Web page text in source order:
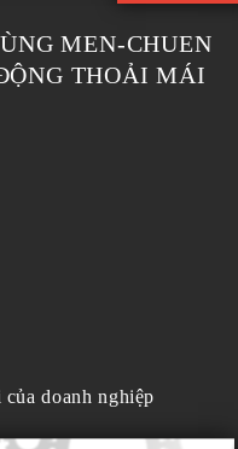
MEN-CHUEN
THOẢI MÁI
doanh nghiệp